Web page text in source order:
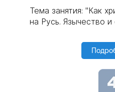
Тема занятия: "Как
на Русь. Язычество и